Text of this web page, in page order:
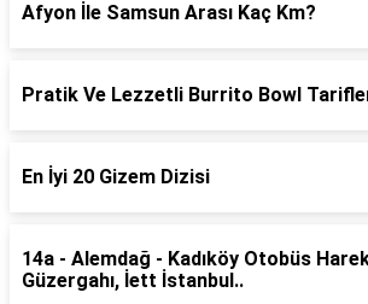
Afyon İle Samsun Arası Kaç Km?
Pratik Ve Lezzetli Burrito Bowl
En İyi 20 Gizem Dizisi
14a - Alemdağ - Kadıköy Otobüs
Güzergahı, İett İstanbul..